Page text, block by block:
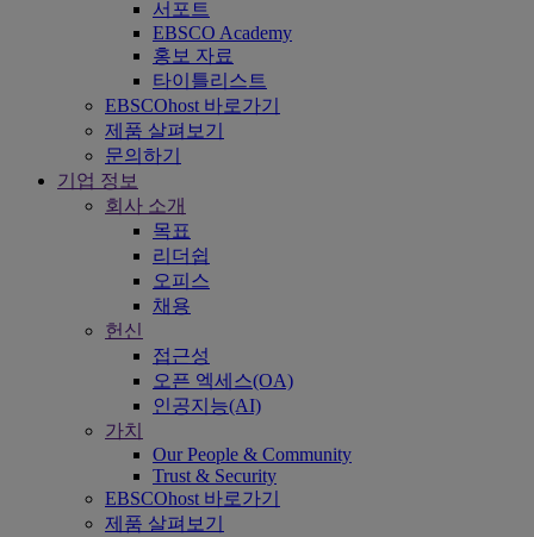
서포트
EBSCO Academy
홍보 자료
타이틀리스트
EBSCOhost 바로가기
제품 살펴보기
문의하기
기업 정보
회사 소개
목표
리더쉽
오피스
채용
헌신
접근성
오픈 엑세스(OA)
인공지능(AI)
가치
Our People & Community
Trust & Security
EBSCOhost 바로가기
제품 살펴보기